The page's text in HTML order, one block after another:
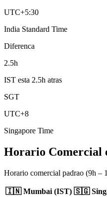
UTC+5:30
India Standard Time
Diferenca
2.5h
IST esta 2.5h atras
SGT
UTC+8
Singapore Time
Horario Comercial
Horario comercial padrao (9h –
🇮🇳 Mumbai (IST) 🇸🇬